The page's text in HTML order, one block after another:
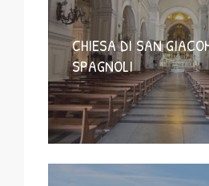
CHIESA DI SAN
SPAGNOLI